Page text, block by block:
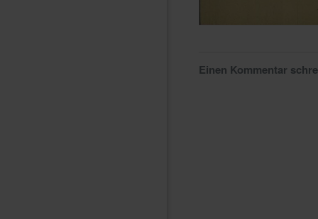
Einen Kommentar